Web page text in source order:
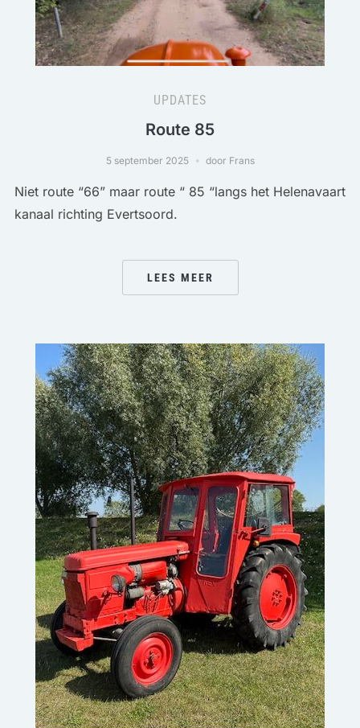
UPDATES
Route 85
5 september 2025 door Frans
Niet route “66” maar route “ 85 “langs het Helenavaart
kanaal richting Evertsoord.
LEES MEER